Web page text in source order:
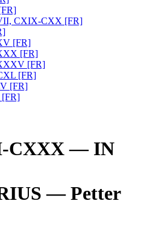
CXIX-CXX [FR]
[FR]
[FR]
[FR]
[FR]
[FR]
[FR]
CXXX — IN
— Petter